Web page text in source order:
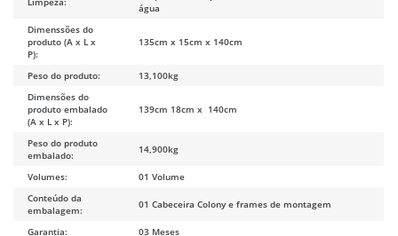
água
Dimenssões do
produto (A x L x
P):
135cm x 15cm x 140cm
Peso do produto:
13,100kg
Dimensões do
produto embalado
(A x L x P):
139cm 18cm x 140cm
Peso do produto
embalado:
14,900kg
Volumes:
01 Volume
Conteúdo da
embalagem:
01 Cabeceira Colony e frames de montagem
Garantia: 03 Meses